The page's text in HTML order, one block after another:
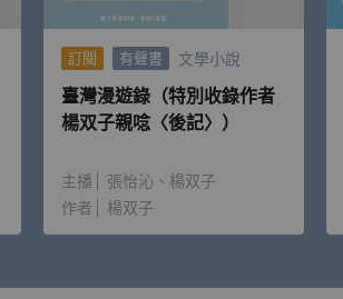
訂閱 有聲書 文學小說
臺灣漫遊錄（特別收錄作者
楊双子親唸〈後記〉）
主播 張怡沁
楊双子
作者
楊双子